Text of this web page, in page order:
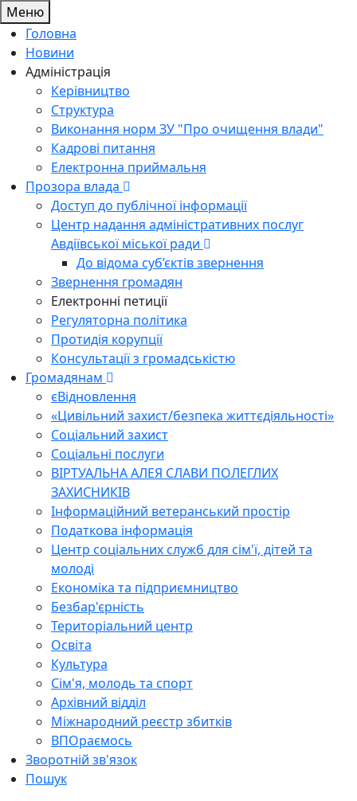
Меню
Головна
Новини
Адміністрація
Керівництво
Структура
Виконання норм ЗУ "Про очищення влади"
Кадрові питання
Електронна приймальня
Прозора влада
Доступ до публічної інформації
Центр надання адміністративних послуг
Авдіївської міської ради
До відома суб’єктів звернення
Звернення громадян
Електронні петиції
Регуляторна політика
Протидія корупції
Консультації з громадськістю
Громадянам
єВідновлення
«Цивільний захист/безпека життєдіяльності»
Соціальний захист
Соціальні послуги
ВІРТУАЛЬНА АЛЕЯ СЛАВИ ПОЛЕГЛИХ
ЗАХИСНИКІВ
Інформаційний ветеранський простір
Податкова інформація
Центр соціальних служб для сім'ї, дітей та
молоді
Економіка та підприємництво
Безбар'єрність
Територіальний центр
Освіта
Культура
Сім'я, молодь та спорт
Архівний відділ
Міжнародний реєстр збитків
ВПОраємось
Зворотній зв'язок
Пошук